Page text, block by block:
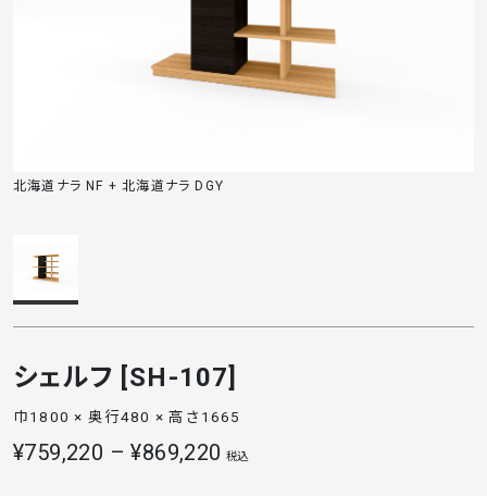
北海道ナラ NF + 北海道ナラ DGY
シェルフ [SH-107]
巾1800 × 奥行480 × 高さ1665
¥759,220 – ¥869,220 税込